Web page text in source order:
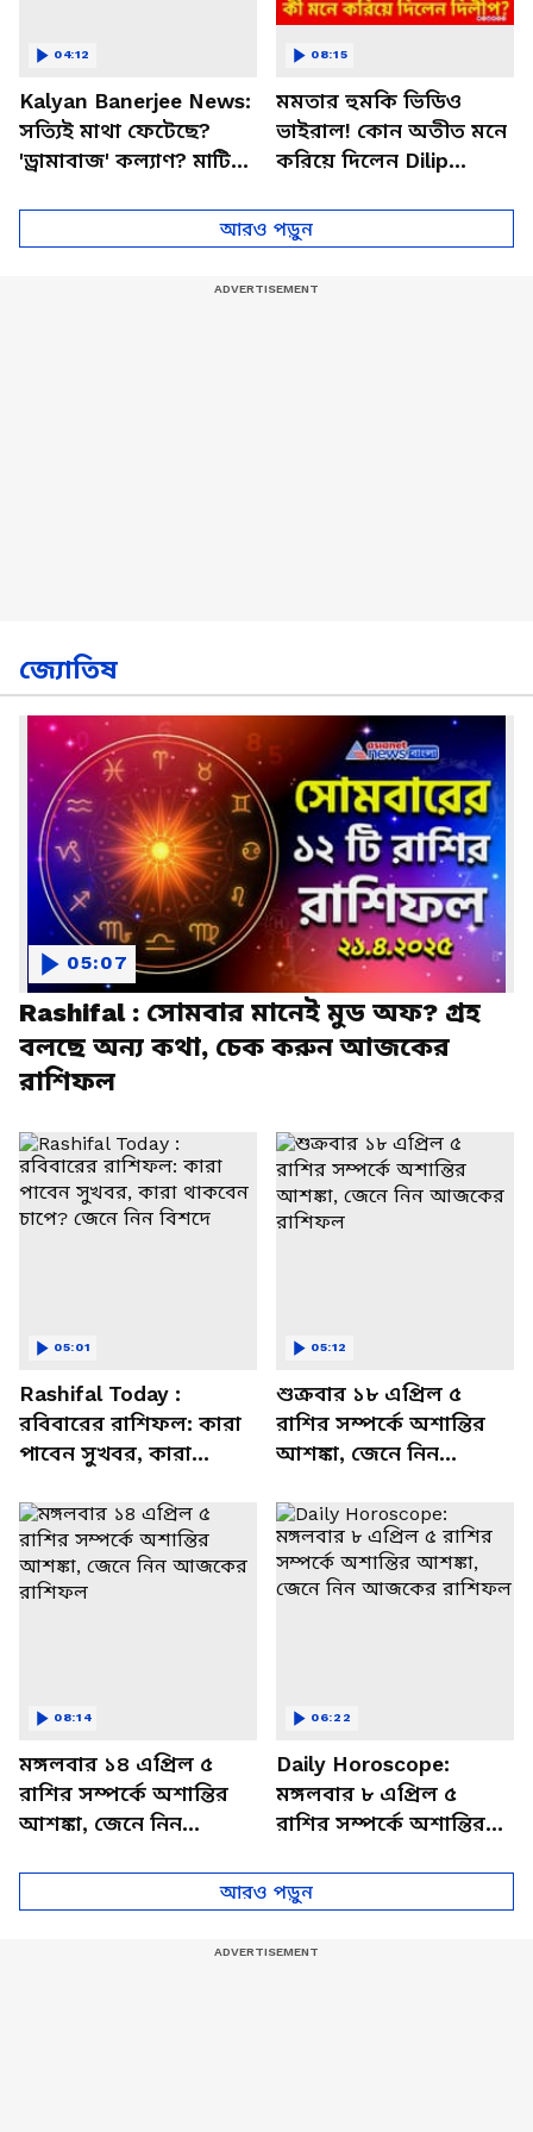
Kalyan Banerjee News:
সত্যিই মাথা ফেটেছে?
'ড্রামাবাজ' কল্যাণ? মাটিতে
04:12
মমতার হুমকি ভিডিও
ভাইরাল! কোন অতীত মনে
করিয়ে দিলেন Dilip
Banerjee | Mamata
Banerjee
08:15
আরও পড়ুন
জ্যোতিষ
Rashifal : সোমবার মানেই মুড অফ? গ্রহ
বলছে অন্য কথা, চেক করুন আজকের
রাশিফল
05:07
Rashifal Today :
রবিবারের রাশিফল: কারা
পাবেন সুখবর, কারা
বিশদে
05:01
শুক্রবার ১৮ এপ্রিল ৫
রাশির সম্পর্কে অশান্তির
আশঙ্কা, জেনে নিন
05:12
মঙ্গলবার ১৪ এপ্রিল ৫
রাশির সম্পর্কে অশান্তির
আশঙ্কা, জেনে নিন
08:14
Daily Horoscope:
মঙ্গলবার ৮ এপ্রিল ৫
রাশির সম্পর্কে অশান্তির
আজকের রাশিফল
06:22
আরও পড়ুন